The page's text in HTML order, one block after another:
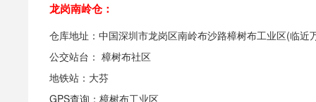
龙岗南岭仓：
仓库地址：中国深圳市龙岗区南岭布沙路樟树布工业区(临近
公交站台： 樟树布社区
地铁站：大芬
GPS查询：樟树布工业区